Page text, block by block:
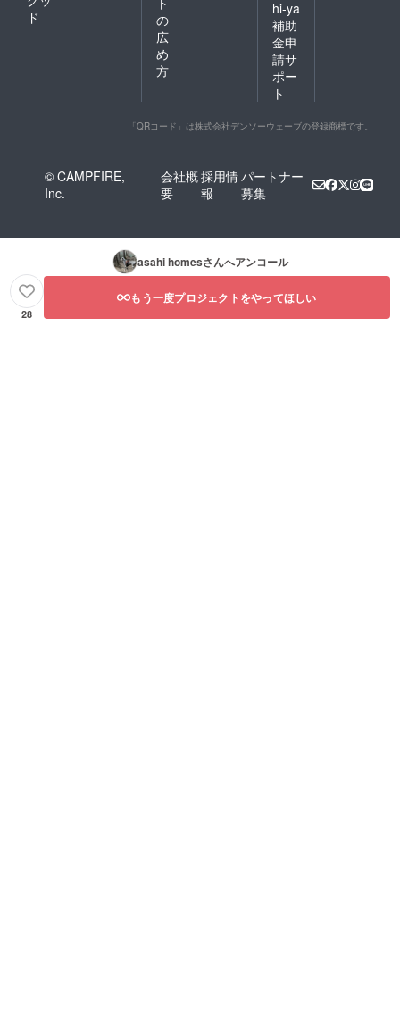
ド
の
広
め
方
hi-ya
補助
金申
請サ
ポー
ト
「QRコード」は株式会社デンソーウェーブの登録商標です。
© CAMPFIRE,
Inc.
会社概
要
採用情
報
パートナー
募集
asahi homesさんへアンコール
28
もう一度プロジェクトをやってほしい